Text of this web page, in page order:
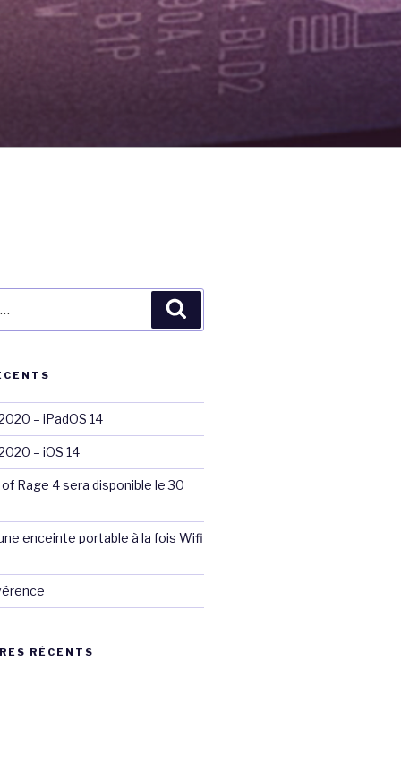
– iPadOS 14
– iOS 14
Rage 4 sera disponible le 30
enceinte portable à la fois Wifi
RÉCENTS